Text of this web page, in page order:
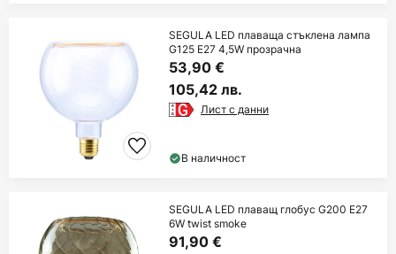
SEGULA LED плаваща стъклена лампа
G125 E27 4,5W прозрачна
53,90 €
105,42 лв.
Лист с данни
В наличност
SEGULA LED плаващ глобус G200 E27
6W twist smoke
91,90 €